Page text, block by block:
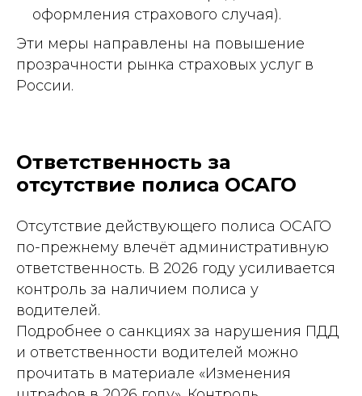
оформления страхового случая).
Эти меры направлены на повышение
прозрачности рынка страховых услуг в
России.
Ответственность за
отсутствие полиса ОСАГО
Отсутствие действующего полиса ОСАГО
по-прежнему влечёт административную
ответственность. В 2026 году усиливается
контроль за наличием полиса у
водителей.
Подробнее о санкциях за нарушения ПДД
и ответственности водителей можно
прочитать в материале «Изменения